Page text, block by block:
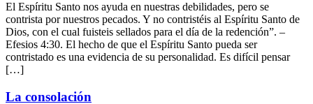
El Espíritu Santo nos ayuda en nuestras debilidades, pero se
contrista por nuestros pecados. Y no contristéis al Espíritu Santo de
Dios, con el cual fuisteis sellados para el día de la redención”. –
Efesios 4:30. El hecho de que el Espíritu Santo pueda ser
contristado es una evidencia de su personalidad. Es difícil pensar
[…]
La consolación